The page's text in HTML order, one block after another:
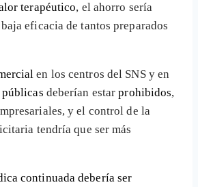
terapéutico, el ahorro sería
eficacia de tantos preparados
en los centros del SNS y en
deberían estarprohibidos,
y el control de la
tendría que ser más
continuada debería ser